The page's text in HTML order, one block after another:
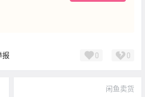
报 0 0
闲鱼卖货